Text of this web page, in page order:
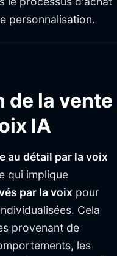
personnalisation.
de la vente
IA
au détail par la voix
qui implique
par la voix pour
Cela
provenant de
les